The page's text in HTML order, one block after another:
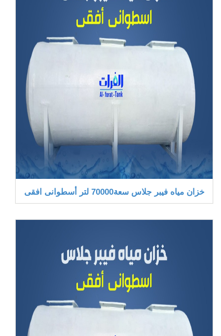
خزان مياه فيبر جلاس سعة70000 لتر أسطوانى افقى